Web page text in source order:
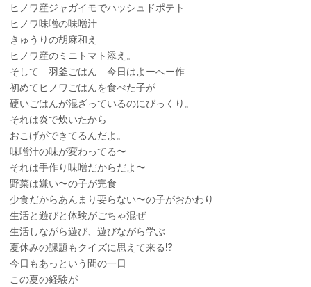
ヒノワ産ジャガイモでハッシュドポテト
ヒノワ味噌の味噌汁
きゅうりの胡麻和え
ヒノワ産のミニトマト添え。
そして 羽釜ごはん 今日はよーへー作
初めてヒノワごはんを食べた子が
硬いごはんが混ざっているのにびっくり。
それは炎で炊いたから
おこげができてるんだよ。
味噌汁の味が変わってる〜
それは手作り味噌だからだよ〜
野菜は嫌い〜の子が完食
少食だからあんまり要らない〜の子がおかわり
生活と遊びと体験がごちゃ混ぜ
生活しながら遊び、遊びながら学ぶ
夏休みの課題もクイズに思えて来る⁉︎
今日もあっという間の一日
この夏の経験が